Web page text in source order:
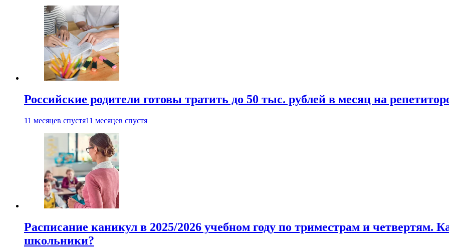
Российские родители готовы тратить до 50 тыс. рублей в месяц на
11 месяцев спустя11 месяцев спустя
Расписание каникул в 2025/2026 учебном году по триместрам и четвертям.
школьники?